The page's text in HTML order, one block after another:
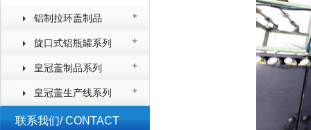
铝制拉环盖制品
旋口式铝瓶罐系列
皇冠盖制品系列
皇冠盖生产线系列
联系我们/ CONTACT